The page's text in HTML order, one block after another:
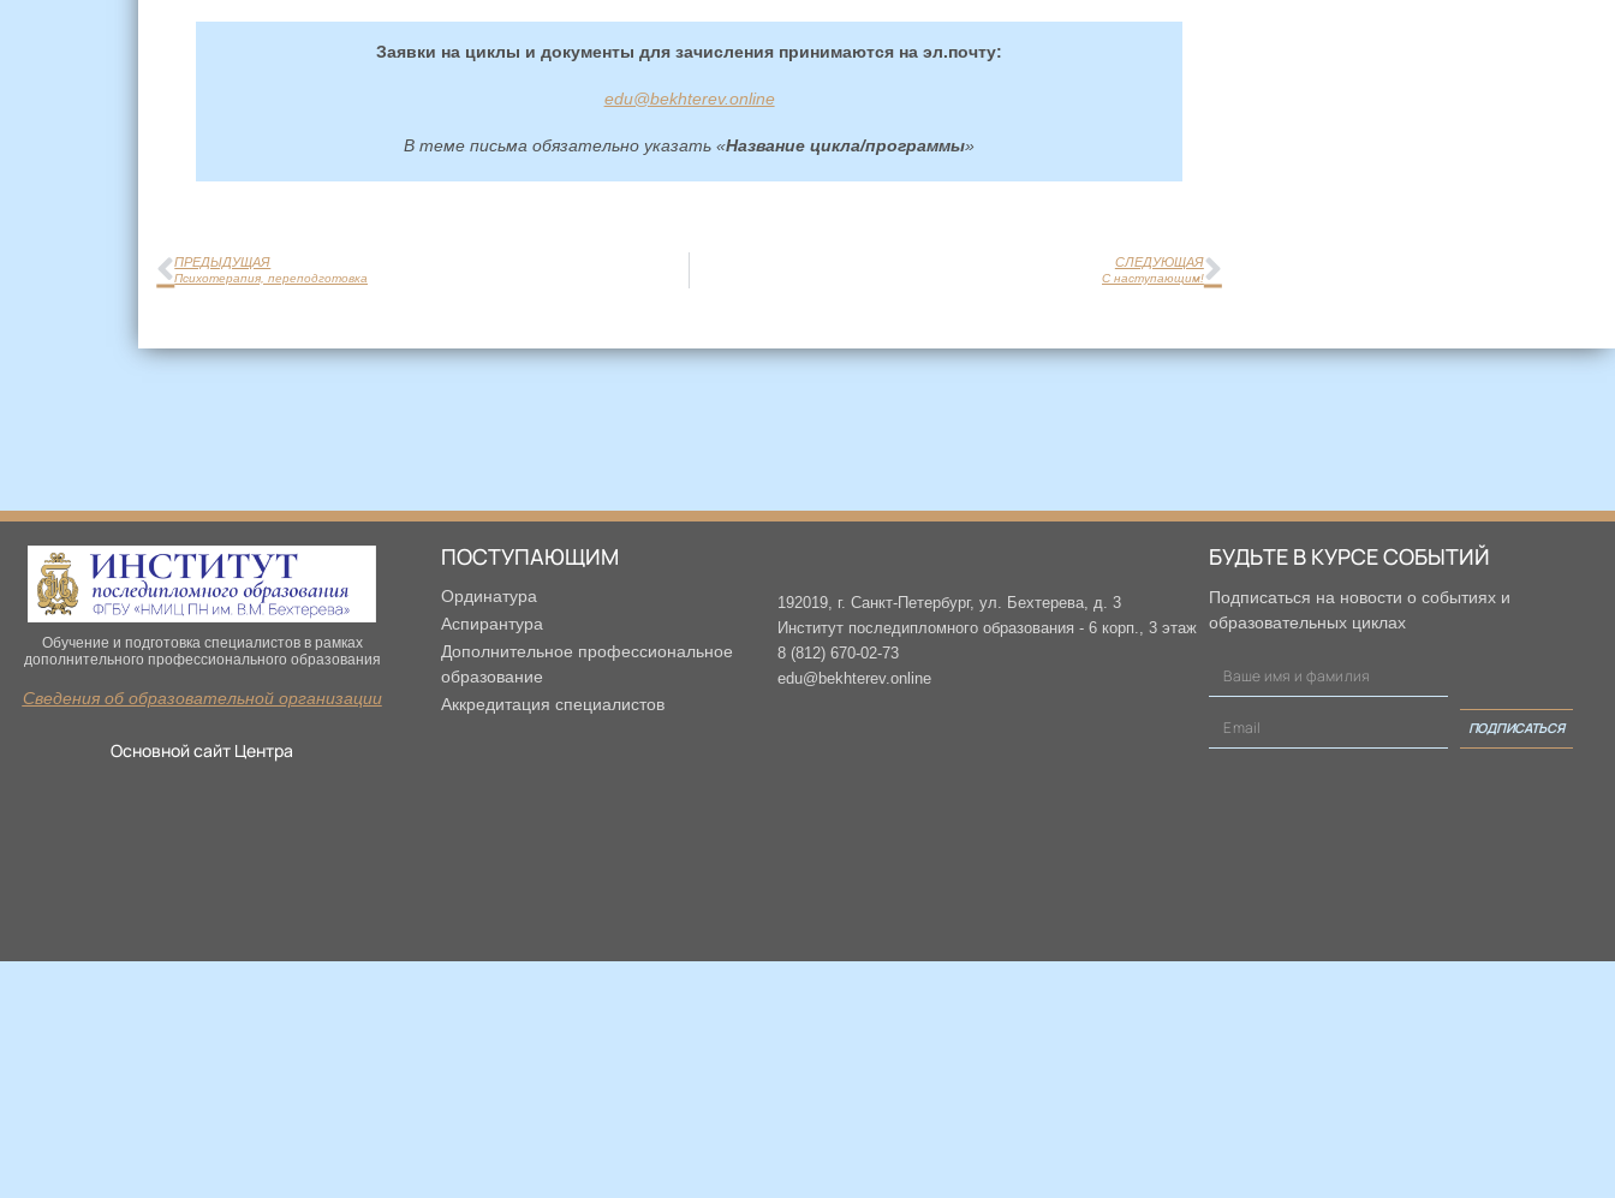
Заявки на циклы и документы для зачисления принимаются на эл.почту:
edu@bekhterev.online
В теме письма обязательно указать «Название цикла/программы»
ПРЕДЫДУЩАЯ
Психотерапия, переподготовка
СЛЕДУЮЩАЯ
С наступающим!
Обучение и подготовка специалистов в рамках
дополнительного профессионального образования
Сведения об образовательной организации
Основной сайт Центра
ПОСТУПАЮЩИМ
Ординатура
Аспирантура
Дополнительное профессиональное
образование
Аккредитация специалистов
192019, г. Санкт-Петербург, ул. Бехтерева, д. 3
Институт последипломного образования - 6 корп., 3 этаж
8 (812) 670-02-73
edu@bekhterev.online
БУДЬТЕ В КУРСЕ СОБЫТИЙ
Подписаться на новости о событиях и
образовательных циклах
ПОДПИСАТЬСЯ